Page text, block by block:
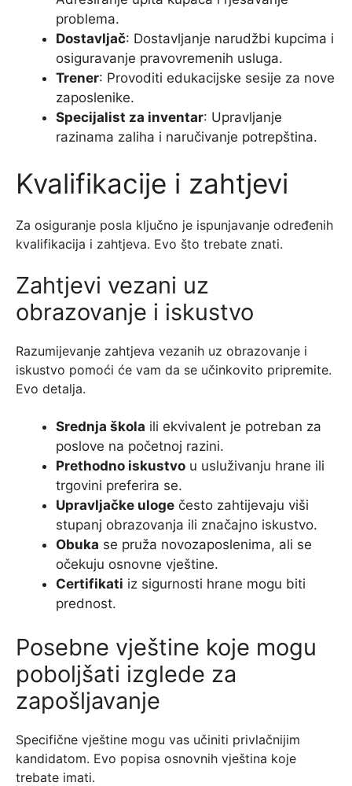
problema.
Dostavljač: Dostavljanje narudžbi kupcima i
osiguravanje pravovremenih usluga.
Trener: Provoditi edukacijske sesije za nove
zaposlenike.
Specijalist za inventar: Upravljanje
razinama zaliha i naručivanje potrepština.
Kvalifikacije i zahtjevi
Za osiguranje posla ključno je ispunjavanje određenih
kvalifikacija i zahtjeva. Evo što trebate znati.
Zahtjevi vezani uz
obrazovanje i iskustvo
Razumijevanje zahtjeva vezanih uz obrazovanje i
iskustvo pomoći će vam da se učinkovito pripremite.
Evo detalja.
Srednja škola ili ekvivalent je potreban za
poslove na početnoj razini.
Prethodno iskustvo u usluživanju hrane ili
trgovini preferira se.
Upravljačke uloge često zahtijevaju viši
stupanj obrazovanja ili značajno iskustvo.
Obuka se pruža novozaposlenima, ali se
očekuju osnovne vještine.
Certifikati iz sigurnosti hrane mogu biti
prednost.
Posebne vještine koje mogu
poboljšati izglede za
zapošljavanje
Specifične vještine mogu vas učiniti privlačnijim
kandidatom. Evo popisa osnovnih vještina koje
trebate imati.